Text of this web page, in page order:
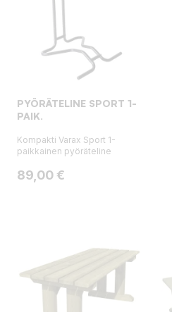
PYÖRÄTELINE SPORT 1-
PAIK.
Kompakti Varax Sport 1-
paikkainen pyöräteline
Hinta
89,00 €